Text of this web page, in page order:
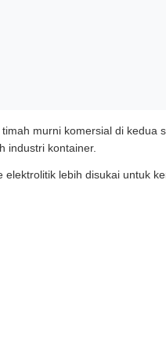
murni komersial di kedua
industri kontainer.
lebih disukai untuk